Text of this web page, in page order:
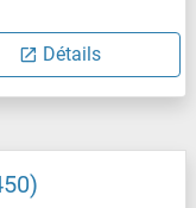
Détails